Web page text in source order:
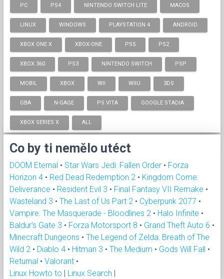
PC PS4 NINTENDO SWITCH LITE MACOS
LINUX WINDOWS PLAYSTATION 4 ANDROID
XBOX ONE X XBOX-ONE PS5 PS2
XBOX 360 PS3 NINTENDO SWITCH PSP
MOBIL XBOX WII WIIU 3DS
GBA N-GAGE PS VITA GOOGLE STADIA
XBOX SERIES X ALL
Co by ti nemělo utéct
DOOM Eternal • Star Wars Jedi: Fallen Order • Forza
Horizon 4 • Red Dead Redemption 2 • Kingdom Come:
Deliverance • Resident Evil 3 • Final Fantasy VII Remake •
Wasteland 3 • The Last of Us Part 2 • Cyberpunk 2077 •
Vampire: The Masquerade - Bloodlines 2 • Halo Infinite •
Baldur's Gate 3 • Forza Motorsport 8 • Grand Theft Auto 6 •
Minecraft Dungeons • The Legend of Zelda: Breath of The
Wild 2 • Diablo 4 • Hitman 3 • The Medium • Gods Will Fall •
Returnal • Valorant •
Linux Howto to | Linux Search |